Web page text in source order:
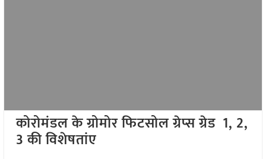
कोरोमंडल के ग्रोमोर फिटसोल ग्रेप्स ग्रेड 1, 2,
3 की विशेषतांए